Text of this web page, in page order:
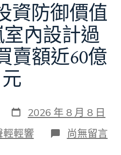
資防御價值
內設計過
賣額近60億
元
發
表
日
期
2026 年 8 月 8 日
輕輕響 在
〈當
尚無留言